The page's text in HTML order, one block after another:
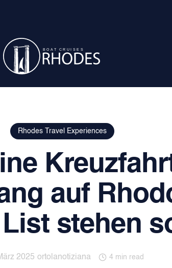
Rhodes Travel Experiences
auf
stehen
2025 ortolanotiziana 4 min read